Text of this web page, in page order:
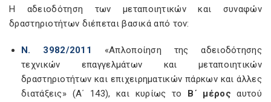
Η αδειοδότηση των μεταποιητικών και συναφών
δραστηριοτήτων διέπεται βασικά από τον:
Ν. 3982/2011
«Απλοποίηση της αδειοδότησης
τεχνικών επαγγελμάτων και μεταποιητικών
δραστηριοτήτων και επιχειρηματικών πάρκων και άλλες
διατάξεις» (Α΄ 143), και κυρίως το Β΄ μέρος αυτού